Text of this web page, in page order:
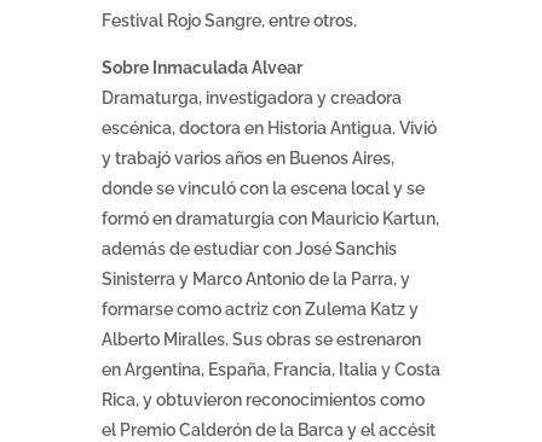
Festival Rojo Sangre, entre otros.
Sobre Inmaculada Alvear
Dramaturga, investigadora y creadora
escénica, doctora en Historia Antigua. Vivió
y trabajó varios años en Buenos Aires,
donde se vinculó con la escena local y se
formó en dramaturgia con Mauricio Kartun,
además de estudiar con José Sanchis
Sinisterra y Marco Antonio de la Parra, y
formarse como actriz con Zulema Katz y
Alberto Miralles. Sus obras se estrenaron
en Argentina, España, Francia, Italia y Costa
Rica, y obtuvieron reconocimientos como
el Premio Calderón de la Barca y el accésit